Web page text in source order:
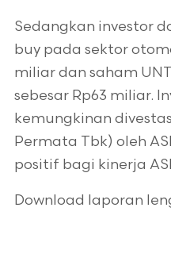
Sedangkan investor
buy pada sektor
miliar dan saham
sebesar Rp63 miliar.
kemungkinan
Permata Tbk) oleh
positif bagi kinerja
Download laporan